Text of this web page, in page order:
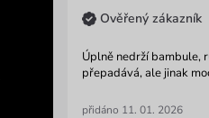
Ověřený zákazník
Úplně nedrží bambule,
přepadává, ale jinak
přidáno 11. 01. 2026